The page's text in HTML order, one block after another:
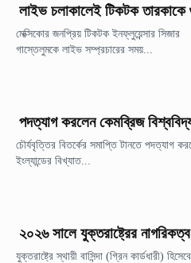
লাইভ চলাকালেই টিকটক তারকাকে
মেক্সিকোর জনপ্রিয় টিকটক ইনফ্লুয়েন্সার সিজার
গাস্তেলুমকে লাইভ সম্প্রচারের সময়...
পদত্যাগ করলেন কেমব্রিজ
চৌর্যবৃত্তির বিতর্কের সমাপ্তি টানতে পদত্যাগ
ইংল্যান্ডের বিখ্যাত...
২০২৬ সালে যুক্তরাষ্ট্রের
যুক্তরাষ্ট্রে স্থায়ী বাসিন্দা (গ্রিন কার্ডধারী) হিসেবে